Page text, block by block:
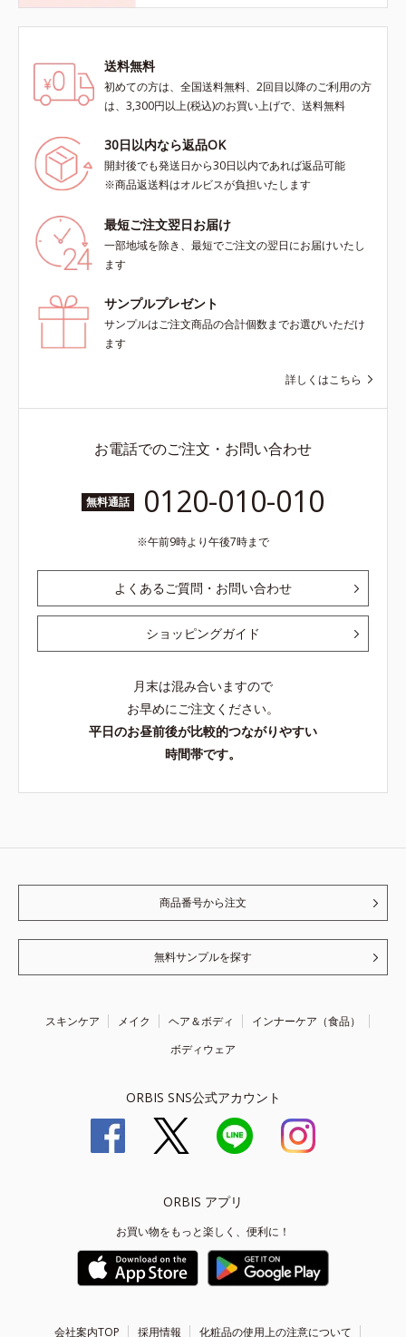
送料無料
初めての方は、全国送料無料、2回目以降のご利用の方
は、3,300円以上(税込)のお買い上げで、送料無料
30日以内なら返品OK
開封後でも発送日から30日以内であれば返品可能
※商品返送料はオルビスが負担いたします
最短ご注文翌日お届け
一部地域を除き、最短でご注文の翌日にお届けいたし
ます
サンプルプレゼント
サンプルはご注文商品の合計個数までお選びいただけ
ます
詳しくはこちら
お電話でのご注文・お問い合わせ
無料通話 0120-010-010
午前9時より午後7時まで
よくあるご質問・お問い合わせ
ショッピングガイド
月末は混み合いますので
お早めにご注文ください。
平日のお昼前後が比較的つながりやすい
時間帯です。
商品番号から注文
無料サンプルを探す
スキンケア メイク ヘア＆ボディ
インナーケア（食品）
ボディウェア
ORBIS SNS公式アカウント
ORBIS アプリ
お買い物をもっと楽しく、便利に！
会社案内TOP 採用情報 化粧品の使用上の注意について